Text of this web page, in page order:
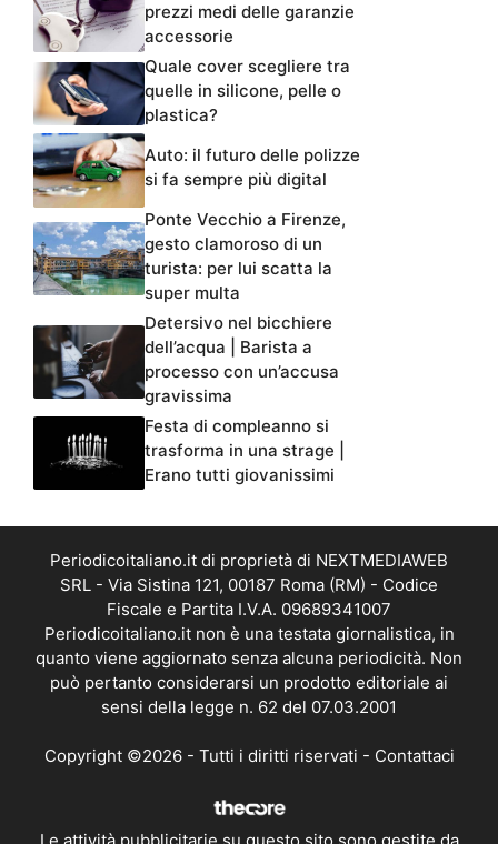
prezzi medi delle garanzie
accessorie
Quale cover scegliere tra
quelle in silicone, pelle o
plastica?
Auto: il futuro delle polizze
si fa sempre più digital
Ponte Vecchio a Firenze,
gesto clamoroso di un
turista: per lui scatta la
super multa
Detersivo nel bicchiere
dell’acqua | Barista a
processo con un’accusa
gravissima
Festa di compleanno si
trasforma in una strage |
Erano tutti giovanissimi
Periodicoitaliano.it di proprietà di NEXTMEDIAWEB
SRL - Via Sistina 121, 00187 Roma (RM) - Codice
Fiscale e Partita I.V.A. 09689341007
Periodicoitaliano.it non è una testata giornalistica, in
quanto viene aggiornato senza alcuna periodicità. Non
può pertanto considerarsi un prodotto editoriale ai
sensi della legge n. 62 del 07.03.2001
Copyright ©2026 - Tutti i diritti riservati - Contattaci